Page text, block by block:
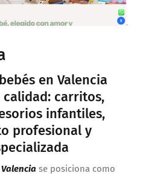
en Valencia
carritos,
infantiles,
profesional y
se posiciona como